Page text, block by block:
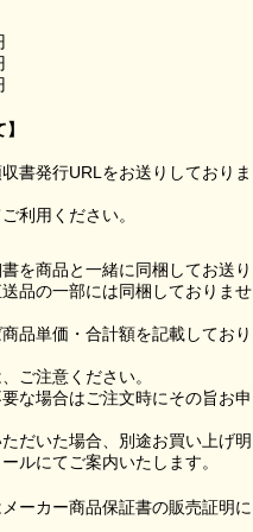
書発行URLをお送りしておりま
利用ください。
を商品と一緒に同梱してお送り
品の一部には同梱しておりませ
品単価・合計額を記載しており
ご注意ください。
な場合はご注文時にその旨お申
だいた場合、別途お買い上げ明
ルにてご案内いたします。
ーカー商品保証書の販売証明に